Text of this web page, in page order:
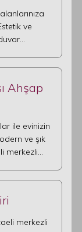
ve
Ahşap
ile evinizin
ve şık
merkezli…
merkezli